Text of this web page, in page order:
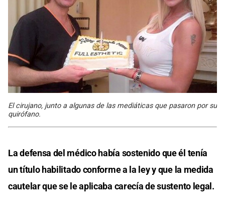
El cirujano, junto a algunas de las mediáticas que pasaron por su
quirófano.
La defensa del médico había sostenido que él tenía
un título habilitado conforme a la ley y que la medida
cautelar que se le aplicaba carecía de sustento legal.